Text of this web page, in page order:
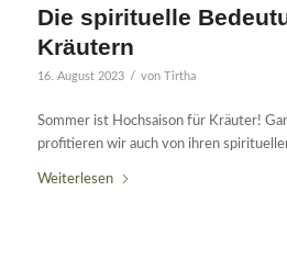
Die spirituelle
Kräutern
16. August 2023 / von Tirtha
Sommer ist Hochsaison für Kräuter!
profitieren wir auch von ihren
Weiterlesen